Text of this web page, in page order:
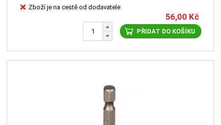
Zboží je na cestě od dodavatele
56,00 Kč
PŘIDAT DO KOŠÍKU